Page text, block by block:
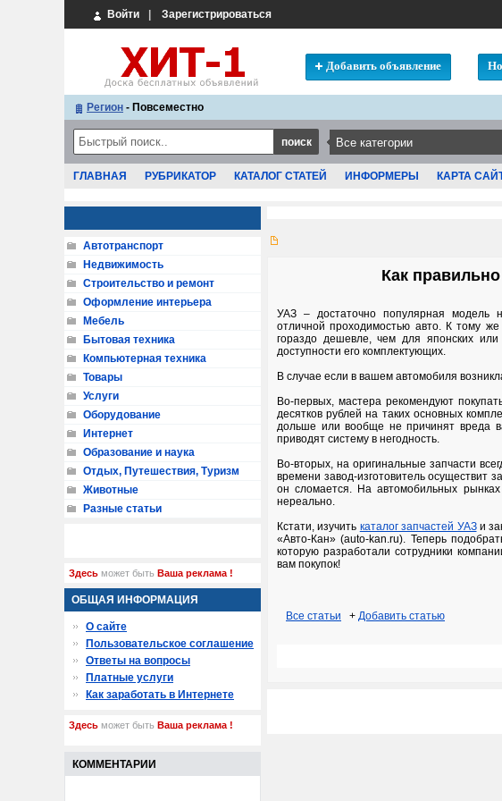
Войти Зарегистрироваться
Добавить объявление
Регион - Повсеместно
ГЛАВНАЯ РУБРИКАТОР КАТАЛОГ СТАТЕЙ ИНФОРМЕРЫ КАРТА
Как
УАЗ – достаточно популярная модель
отличной проходимостью авто. К тому
гораздо дешевле, чем для японских
доступности его комплектующих.
В случае если в вашем автомобиля
Во-первых, мастера рекомендуют
десятков рублей на таких основных
дольше или вообще не причинят вреда
приводят систему в негодность.
Во-вторых, на оригинальные запчасти
времени завод-изготовитель осуществит
он сломается. На автомобильных
нереально.
Кстати, изучить каталог запчастей УАЗи
«Авто-Кан» (auto-kan.ru). Теперь
которую разработали сотрудники
вам покупок!
Все статьи + Добавить статью
Автотранспорт
Недвижимость
Строительство и ремонт
Оформление интерьера
Мебель
Бытовая техника
Компьютерная техника
Товары
Услуги
Оборудование
Интернет
Образование и наука
Отдых, Путешествия, Туризм
Животные
Разные статьи
Здесь может быть Ваша реклама !
ОБЩАЯ ИНФОРМАЦИЯ
О сайте
Пользовательское соглашение
Ответы на вопросы
Платные услуги
Как заработать в Интернете
Здесь может быть Ваша реклама !
КОММЕНТАРИИ